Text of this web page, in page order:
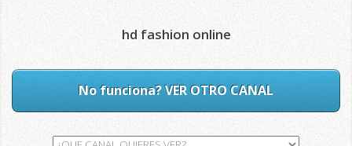
hd fashion online
No funciona? VER OTRO CANAL